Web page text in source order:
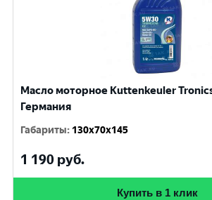
Масло моторное Kuttenkeuler
Германия
Габариты: 130x70x145
1 190 руб.
Купить в 1 клик